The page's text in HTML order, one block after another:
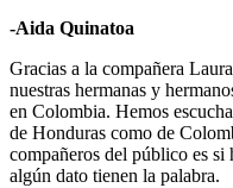
-Aida Quinatoa
Gracias a la compañera
nuestras hermanas y
en Colombia. Hemos
de Honduras como de
compañeros del público es si
algún dato tienen la palabra.